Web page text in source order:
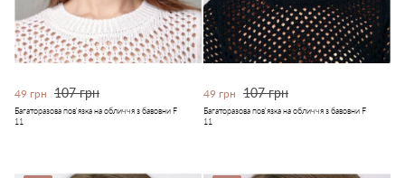
49 грн 107 грн
Багаторазова пов'язка на обличчя з бавовни F
11
49 грн 107 грн
Багаторазова пов'язка на обличчя з бавовни F
11